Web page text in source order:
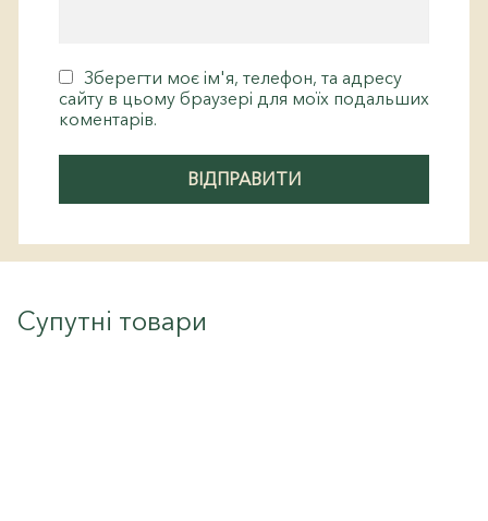
Зберегти моє ім'я, телефон, та адресу
сайту в цьому браузері для моїх подальших
коментарів.
Супутні товари